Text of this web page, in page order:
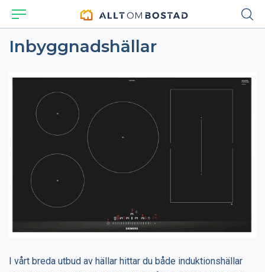
Inbyggnadshällar
I vårt breda utbud av hällar hittar du både induktionshällar